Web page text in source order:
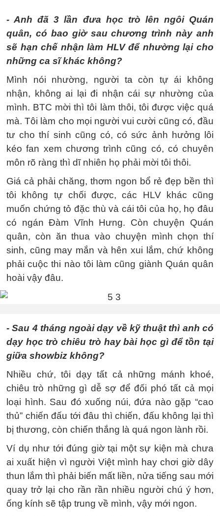
- Anh đã 3 lần đưa học trò lên ngôi Quán
quân, có bao giờ sau chương trình này anh
sẽ hạn chế nhận làm HLV để nhường lại cho
những ca sĩ khác không?
Mình nói nhường, người ta còn tự ái không
nhận, không ai lại đi nhận cái sự nhường của
mình. BTC mời thì tôi làm thôi, tôi được việc quá
mà. Tôi làm cho mọi người vui cười cũng có, đầu
tư cho thí sinh cũng có, có sức ảnh hưởng lôi
kéo fan xem chương trình cũng có, có chuyên
môn rõ ràng thì dĩ nhiên họ phải mời tôi thôi.
Giá cả phải chăng, thơm ngon bổ rẻ đẹp bền thì
tôi không tự chối được, các HLV khác cũng
muốn chứng tỏ đặc thù và cái tôi của họ, họ đâu
có ngán Đàm Vĩnh Hưng. Còn chuyện Quán
quân, còn ăn thua vào chuyện mình chọn thí
sinh, cũng may mắn và hên xui lắm, chứ không
phải cuộc thi nào tôi làm cũng giành Quán quân
hoài vậy đâu.
- Sau 4 tháng ngoài dạy về kỹ thuật thì anh có
dạy học trò chiêu trò hay bài học gì để tồn tại
giữa showbiz không?
Nhiều chứ, tôi dạy tất cả những mánh khoé,
chiêu trò những gì dễ sợ để đối phó tất cả mọi
loại hình. Sau đó xuống núi, đứa nào gặp “cao
thủ” chiến đấu tới đâu thì chiến, đấu không lại thì
bị thương, còn chiến thắng là quá ngon lành rồi.
Ví dụ như tới đúng giờ tại một sự kiện mà chưa
ai xuất hiện vì người Việt mình hay chơi giờ dây
thun lắm thì phải biến mất liền, nửa tiếng sau mới
quay trở lại cho rần rần nhiều người chú ý hơn,
ống kính sẽ tập trung về mình, vậy mới ngon.